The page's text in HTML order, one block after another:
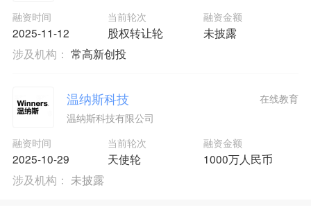
融资时间
2025-11-12
当前轮次
股权转让轮
融资金额
未披露
涉及机构： 常高新创投
温纳斯科技
温纳斯科技有限公司
融资时间
2025-10-29
当前轮次
天使轮
融资金额
1000万人民币
在线教育
涉及机构： 未披露